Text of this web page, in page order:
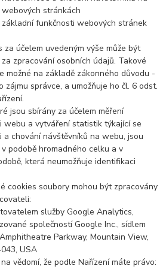
webových stránkách
základní funkčnosti webových stránek
za účelem uvedeným výše může být
zpracování osobních údajů. Takové
možné na základě zákonného důvodu -
zájmu správce, a umožňuje ho čl. 6 odst.
jsou sbírány za účelem měření
webu a vytváření statistik týkající se
a chování návštěvníků na webu, jsou
podobě hromadného celku a v
která neumožňuje identifikaci
cookies soubory mohou být zpracovány
služby Google Analytics,
společností Google Inc., sídlem
Parkway, Mountain View,
USA
vědomí, že podle Nařízení máte právo: